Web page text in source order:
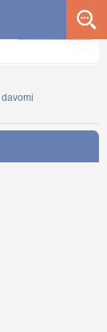
Dark / Light
davomi